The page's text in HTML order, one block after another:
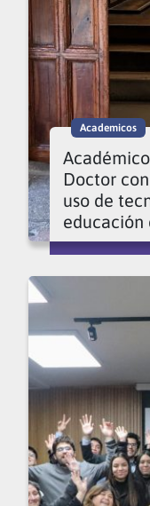
Academicos
Doctor
uso de
educación